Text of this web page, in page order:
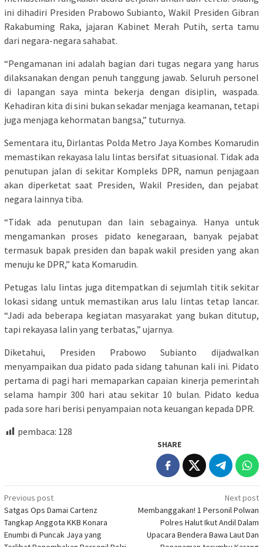
ini dihadiri Presiden Prabowo Subianto, Wakil Presiden Gibran
Rakabuming Raka, jajaran Kabinet Merah Putih, serta tamu
dari negara-negara sahabat.
“Pengamanan ini adalah bagian dari tugas negara yang harus
dilaksanakan dengan penuh tanggung jawab. Seluruh personel
di lapangan saya minta bekerja dengan disiplin, waspada.
Kehadiran kita di sini bukan sekadar menjaga keamanan, tetapi
juga menjaga kehormatan bangsa,” tuturnya.
Sementara itu, Dirlantas Polda Metro Jaya Kombes Komarudin
memastikan rekayasa lalu lintas bersifat situasional. Tidak ada
penutupan jalan di sekitar Kompleks DPR, namun penjagaan
akan diperketat saat Presiden, Wakil Presiden, dan pejabat
negara lainnya tiba.
“Tidak ada penutupan dan lain sebagainya. Hanya untuk
mengamankan proses pidato kenegaraan, banyak pejabat
termasuk bapak presiden dan bapak wakil presiden yang akan
menuju ke DPR,” kata Komarudin.
Petugas lalu lintas juga ditempatkan di sejumlah titik sekitar
lokasi sidang untuk memastikan arus lalu lintas tetap lancar.
“Jadi ada beberapa kegiatan masyarakat yang bukan ditutup,
tapi rekayasa lalin yang terbatas,” ujarnya.
Diketahui, Presiden Prabowo Subianto dijadwalkan
menyampaikan dua pidato pada sidang tahunan kali ini. Pidato
pertama di pagi hari memaparkan capaian kinerja pemerintah
selama hampir 300 hari atau sekitar 10 bulan. Pidato kedua
pada sore hari berisi penyampaian nota keuangan kepada DPR.
pembaca: 128
SHARE
Post
navigation
Previous post
Satgas Ops Damai Cartenz
Tangkap Anggota KKB Konara
Enumbi di Puncak Jaya yang
Next post
Membanggakan! 1 Personil Polwan
Polres Halut Ikut Andil Dalam
Upacara Bendera Bawa Laut Dan